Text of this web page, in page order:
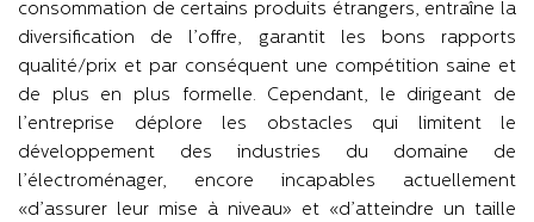
consommation de certains produits étrangers, entraîne la
diversification de l’offre, garantit les bons rapports
qualité/prix et par conséquent une compétition saine et
de plus en plus formelle. Cependant, le dirigeant de
l’entreprise déplore les obstacles qui limitent le
développement des industries du domaine de
l’électroménager, encore incapables actuellement
«d’assurer leur mise à niveau» et «d’atteindre un taille